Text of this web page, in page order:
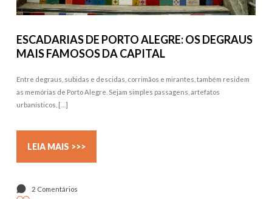
ESCADARIAS DE PORTO ALEGRE: OS DEGRAUS
MAIS FAMOSOS DA CAPITAL
Entre degraus, subidas e descidas, corrimãos e mirantes, também residem
as memórias de Porto Alegre. Sejam simples passagens, artefatos
urbanísticos, […]
LEIA MAIS >>>
2 Comentários